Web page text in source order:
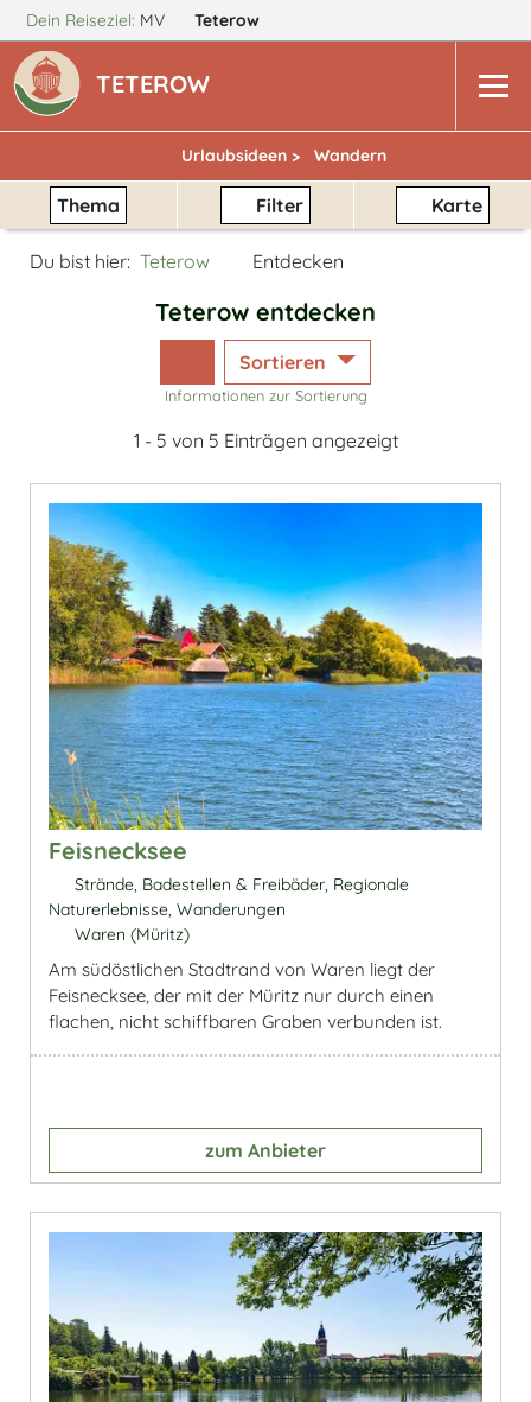
Dein Reiseziel: MV Teterow
TETEROW
Urlaubsideen > Wandern
Thema Filter Karte
Du bist hier: Teterow Entdecken
Teterow entdecken
Sortieren
Informationen zur Sortierung
1 - 5 von 5 Einträgen angezeigt
Feisnecksee
Strände, Badestellen & Freibäder, Regionale
Naturerlebnisse, Wanderungen
Waren (Müritz)
Am südöstlichen Stadtrand von Waren liegt der
Feisnecksee, der mit der Müritz nur durch einen
flachen, nicht schiffbaren Graben verbunden ist.
zum Anbieter